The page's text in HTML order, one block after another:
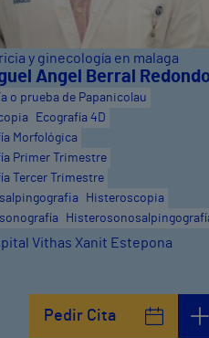
y ginecología en malaga
Angel Berral
o prueba de Papanicolau
Ecografía 4D
Morfológica
Primer Trimestre
Tercer Trimestre
Histeroscopia
Vithas Xanit Estepona
Pedir Cita